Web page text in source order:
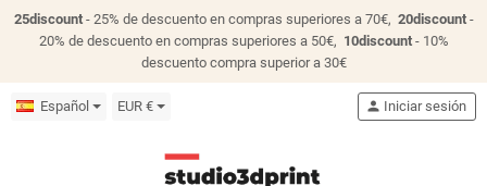
25discount- 25% de descuento en compras superiores a 70€, 20discount-
20% de descuento en compras superiores a 50€, 10discount- 10%
descuento compra superior a 30€
Español EUR € person Iniciar sesión